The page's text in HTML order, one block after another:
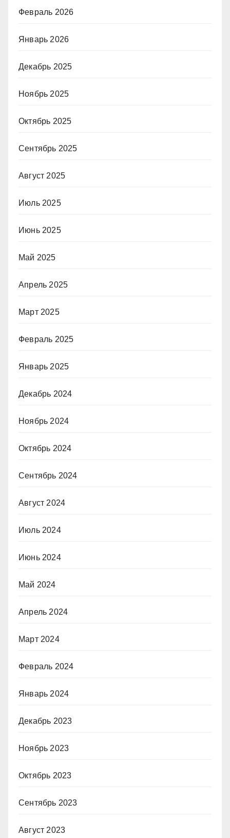
Февраль 2026
Январь 2026
Декабрь 2025
Ноябрь 2025
Октябрь 2025
Сентябрь 2025
Август 2025
Июль 2025
Июнь 2025
Май 2025
Апрель 2025
Март 2025
Февраль 2025
Январь 2025
Декабрь 2024
Ноябрь 2024
Октябрь 2024
Сентябрь 2024
Август 2024
Июль 2024
Июнь 2024
Май 2024
Апрель 2024
Март 2024
Февраль 2024
Январь 2024
Декабрь 2023
Ноябрь 2023
Октябрь 2023
Сентябрь 2023
Август 2023